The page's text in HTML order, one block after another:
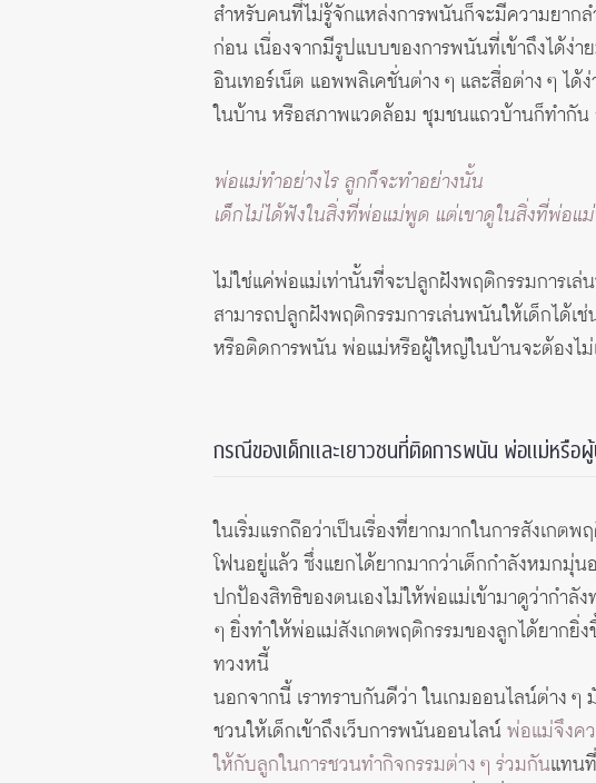
สำหรับคนที่ไม่รู้จักแหล่งการพนันก็จะมีความยาก
ก่อน เนื่องจากมีรูปแบบของการพนันที่เข้าถึงได้ง่า
อินเทอร์เน็ต แอพพลิเคชั่นต่าง ๆ และสื่อต่าง ๆ ได้
ในบ้าน หรือสภาพแวดล้อม ชุมชนแถวบ้านก็ทำกัน
พ่อแม่ทำอย่างไร ลูกก็จะทำอย่างนั้น
เด็กไม่ได้ฟังในสิ่งที่พ่อแม่พูด แต่เขาดูในสิ่งที่พ่อแ
ไม่ใช่แค่พ่อแม่เท่านั้นที่จะปลูกฝังพฤติกรรมการเ
สามารถปลูกฝังพฤติกรรมการเล่นพนันให้เด็กได้เ
หรือติดการพนัน พ่อแม่หรือผู้ใหญ่ในบ้านจะต้องไม่
กรณีของเด็กและเยาวชนที่ติดการพนัน พ่อแม่หรือผู้
ในเริ่มแรกถือว่าเป็นเรื่องที่ยากมากในการสังเก
โฟนอยู่แล้ว ซึ่งแยกได้ยากมากว่าเด็กกำลังหมก
ปกป้องสิทธิของตนเองไม่ให้พ่อแม่เข้ามาดูว่ากำ
ๆ ยิ่งทำให้พ่อแม่สังเกตพฤติกรรมของลูกได้ยากยิ่
ทวงหนี้
นอกจากนี้ เราทราบกันดีว่า ในเกมออนไลน์ต่าง
ชวนให้เด็กเข้าถึงเว็บการพนันออนไลน์พ่อแม่จึงค
ให้กับลูกในการชวนทำกิจกรรมต่าง ๆ ร่วมกันแทน